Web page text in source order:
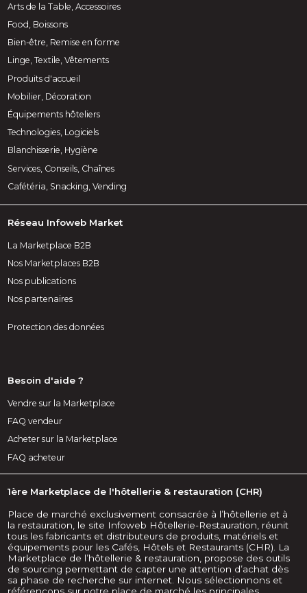
Arts de la Table, Accessoires
Food, Boissons
Bien-être, Remise en forme
Linge, Textile, Vêtements
Produits d'accueil
Mobilier, Décoration
Équipements hôteliers
Technologies, Logiciels
Blanchisserie, Hygiène
Services, Conseils, Chaînes
Cafétéria, Snacking, Vending
Réseau Infoweb Market
La Marketplace B2B
Nos Marketplaces B2B
Nos publications
Nos partenaires
Protection des données
Besoin d'aide ?
Vendre sur la Marketplace
FAQ vendeur
Acheter sur la Marketplace
FAQ acheteur
1ère Marketplace de l'hôtellerie & restauration (CHR)
Place de marché exclusivement consacrée à l’hôtellerie et à
la restauration, le site Infoweb Hôtellerie-Restauration, réunit
tous les fabricants et distributeurs de produits, matériels et
équipements pour les Cafés, Hôtels et Restaurants (CHR). La
Marketplace de l’hôtellerie & restauration, propose des outils
de sourcing permettant de capter une attention d’achat dès
sa phase de recherche sur internet. Nous sélectionnons et